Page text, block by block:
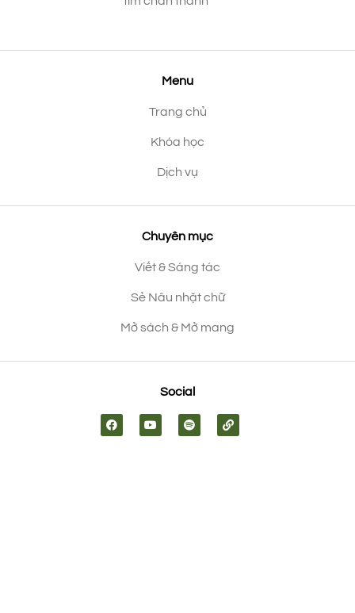
Menu
Trang chủ
Khóa học
Dịch vụ
Chuyên mục
Viết & Sáng tác
Sẻ Nâu nhặt chữ
Mở sách & Mở mang
Social